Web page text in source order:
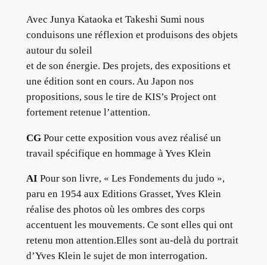
Avec Junya Kataoka et Takeshi Sumi nous
conduisons une réflexion et produisons des objets
autour du soleil
et de son énergie. Des projets, des expositions et
une édition sont en cours. Au Japon nos
propositions, sous le tire de KIS’s Project ont
fortement retenue l’attention.
CGPour cette exposition vous avez réalisé un
travail spécifique en hommage à Yves Klein
AI Pour son livre, « Les Fondements du judo »,
paru en 1954 aux Editions Grasset, Yves Klein
réalise des photos où les ombres des corps
accentuent les mouvements. Ce sont elles qui ont
retenu mon attention.Elles sont au-delà du portrait
d’Yves Klein le sujet de mon interrogation.